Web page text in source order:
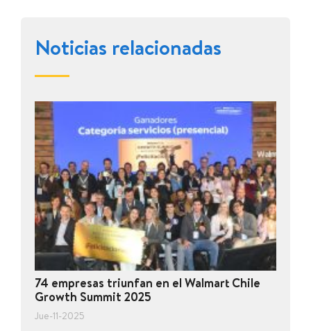
Noticias relacionadas
74 empresas triunfan en el Walmart Chile
Growth Summit 2025
Jue-11-2025